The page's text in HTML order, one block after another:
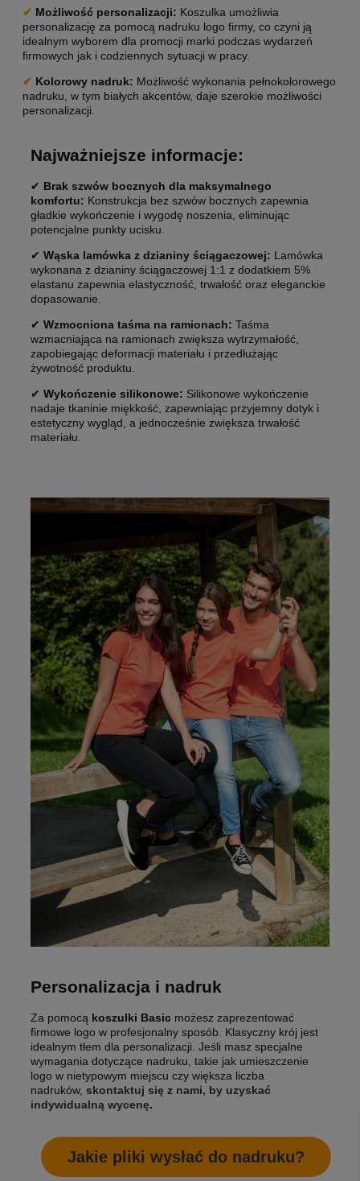
✔ Możliwość personalizacji: Koszulka umożliwia
personalizację za pomocą nadruku logo firmy, co czyni ją
idealnym wyborem dla promocji marki podczas wydarzeń
firmowych jak i codziennych sytuacji w pracy.
✔ Kolorowy nadruk: Możliwość wykonania pełnokolorowego
nadruku, w tym białych akcentów, daje szerokie możliwości
personalizacji.
Najważniejsze informacje:
✔ Brak szwów bocznych dla maksymalnego
komfortu: Konstrukcja bez szwów bocznych zapewnia
gładkie wykończenie i wygodę noszenia, eliminując
potencjalne punkty ucisku.
✔ Wąska lamówka z dzianiny ściągaczowej: Lamówka
wykonana z dzianiny ściągaczowej 1:1 z dodatkiem 5%
elastanu zapewnia elastyczność, trwałość oraz eleganckie
dopasowanie.
✔ Wzmocniona taśma na ramionach: Taśma
wzmacniająca na ramionach zwiększa wytrzymałość,
zapobiegając deformacji materiału i przedłużając
żywotność produktu.
✔ Wykończenie silikonowe: Silikonowe wykończenie
nadaje tkaninie miękkość, zapewniając przyjemny dotyk i
estetyczny wygląd, a jednocześnie zwiększa trwałość
materiału.
Personalizacja i nadruk
Za pomocą koszulki Basic możesz zaprezentować
firmowe logo w profesjonalny sposób. Klasyczny krój jest
idealnym tłem dla personalizacji. Jeśli masz specjalne
wymagania dotyczące nadruku, takie jak umieszczenie
logo w nietypowym miejscu czy większa liczba
nadruków, skontaktuj się z nami, by uzyskać
indywidualną wycenę.
Jakie pliki wysłać do nadruku?